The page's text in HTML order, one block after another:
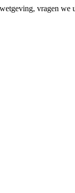
vragen we